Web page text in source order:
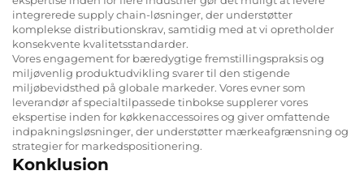
integrerede supply chain-løsninger, der understøtter
komplekse distributionskrav, samtidig med at vi opretholder
konsekvente kvalitetsstandarder.
Vores engagement for bæredygtige fremstillingspraksis og
miljøvenlig produktudvikling svarer til den stigende
miljøbevidsthed på globale markeder. Vores evner som
leverandør af specialtilpassede tinbokse supplerer vores
ekspertise inden for køkkenaccessoires og giver omfattende
indpakningsløsninger, der understøtter mærkeafgrænsning og
strategier for markedspositionering.
Konklusion